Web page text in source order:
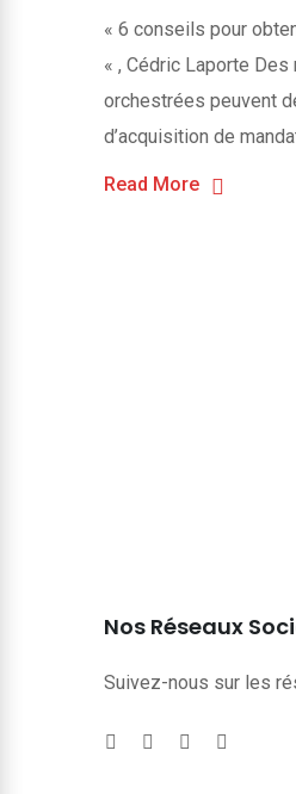
« 6 conseils pour
« , Cédric Laporte
orchestrées peuvent
d’acquisition de
Read More
Nos Réseaux
Suivez-nous sur les